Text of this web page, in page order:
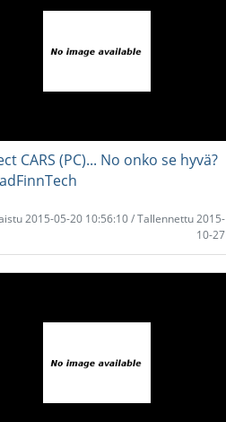
CARS (PC)... No onko se hyvä?
2015-05-20 10:56:10 / Tallennettu 2015-
10-27